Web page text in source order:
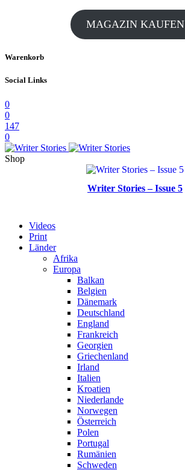
MAGAZIN KAUFEN
Warenkorb
Social Links
0
0
147
0
Shop
Writer Stories – Issue 5
Videos
Print
Länder
Afrika
Europa
Balkan
Belgien
Dänemark
Deutschland
England
Frankreich
Georgien
Griechenland
Irland
Italien
Kroatien
Niederlande
Norwegen
Österreich
Polen
Portugal
Rumänien
Schweden